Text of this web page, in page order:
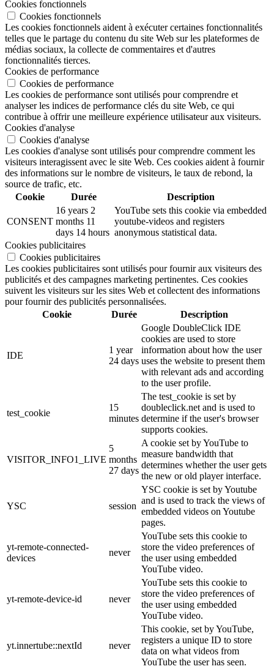
Cookies fonctionnels
Cookies fonctionnels
Les cookies fonctionnels aident à exécuter certaines fonctionnalités
telles que le partage du contenu du site Web sur les plateformes de
médias sociaux, la collecte de commentaires et d'autres
fonctionnalités tierces.
Cookies de performance
Cookies de performance
Les cookies de performance sont utilisés pour comprendre et
analyser les indices de performance clés du site Web, ce qui
contribue à offrir une meilleure expérience utilisateur aux visiteurs.
Cookies d'analyse
Cookies d'analyse
Les cookies d'analyse sont utilisés pour comprendre comment les
visiteurs interagissent avec le site Web. Ces cookies aident à fournir
des informations sur le nombre de visiteurs, le taux de rebond, la
source de trafic, etc.
Cookie
Durée Description
CONSENT
16 years 2
months 11
days 14 hours
YouTube sets this cookie via embedded
youtube-videos and registers
anonymous statistical data.
Cookies publicitaires
Cookies publicitaires
Les cookies publicitaires sont utilisés pour fournir aux visiteurs des
publicités et des campagnes marketing pertinentes. Ces cookies
suivent les visiteurs sur les sites Web et collectent des informations
pour fournir des publicités personnalisées.
Cookie
Durée Description
IDE
1 year
24 days
Google DoubleClick IDE
cookies are used to store
information about how the user
uses the website to present them
with relevant ads and according
to the user profile.
test_cookie
15
minutes
The test_cookie is set by
doubleclick.net and is used to
determine if the user's browser
supports cookies.
VISITOR_INFO1_LIVE
5
months
27 days
A cookie set by YouTube to
measure bandwidth that
determines whether the user gets
the new or old player interface.
YSC session
YSC cookie is set by Youtube
and is used to track the views of
embedded videos on Youtube
pages.
yt-remote-connected-
devices
never
YouTube sets this cookie to
store the video preferences of
the user using embedded
YouTube video.
yt-remote-device-id never
YouTube sets this cookie to
store the video preferences of
the user using embedded
YouTube video.
yt.innertube::nextId never
This cookie, set by YouTube,
registers a unique ID to store
data on what videos from
YouTube the user has seen.